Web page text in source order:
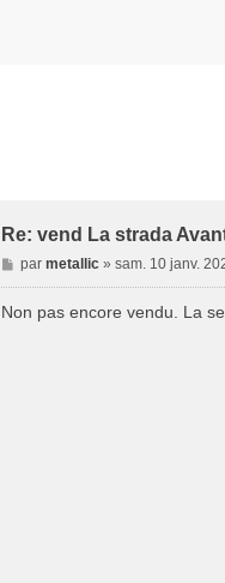
Re: vend La strada
M
e
par metallic» sam. 10 janv.
Non pas encore vendu. La